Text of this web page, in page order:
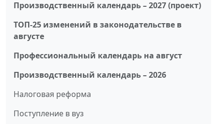
Производственный календарь – 2027 (проект)
ТОП-25 изменений в законодательстве в
августе
Профессиональный календарь на август
Производственный календарь – 2026
Налоговая реформа
Поступление в вуз